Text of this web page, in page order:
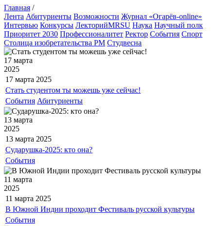
Главная /
Лента Абитуриенты Возможности Журнал «Огарёв-online»
Интервью Конкурсы ЛекторийMRSU Наука Научный полк
Приоритет 2030 Профессионалитет Ректор События Спорт
Столица изобретательства РМ Студвесна
17 марта
2025
17 марта 2025
Стать студентом ты можешь уже сейчас!
События Абитуриенты
13 марта
2025
13 марта 2025
Сударушка-2025: кто она?
События
11 марта
2025
11 марта 2025
В Южной Индии проходит Фестиваль русской культуры
События